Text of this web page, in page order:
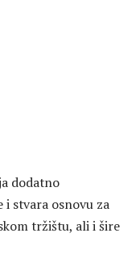
dodatno
stvara osnovu za
tržištu, ali i šire